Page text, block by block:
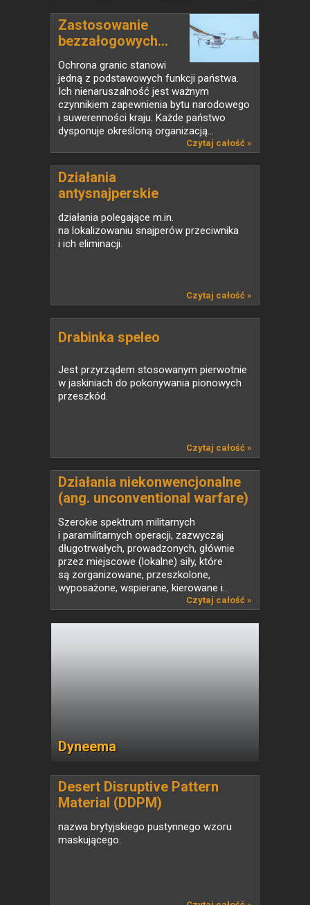
Zastosowanie
bezzałogowych...
Ochrona granic stanowi
jedną z podstawowych funkcji państwa.
Ich nienaruszalność jest ważnym
czynnikiem zapewnienia bytu narodowego
i suwerenności kraju. Każde państwo
dysponuje określoną organizacją...
Czytaj całość »
Działania
antysnajperskie
działania polegające m.in.
na lokalizowaniu snajperów przeciwnika
i ich eliminacji.
Czytaj całość »
Drabinka speleo
Jest przyrządem stosowanym pierwotnie
w jaskiniach do pokonywania pionowych
przeszkód.
Czytaj całość »
Działania niekonwencjonalne
(ang. unconventional warfare)
Szerokie spektrum militarnych
i paramilitarnych operacji, zazwyczaj
długotrwałych, prowadzonych, głównie
przez miejscowe (lokalne) siły, które
są zorganizowane, przeszkolone,
wyposażone, wspierane, kierowane i...
Czytaj całość »
Dyneema
Desert Disruptive Pattern
Material (DDPM)
nazwa brytyjskiego pustynnego wzoru
maskującego.